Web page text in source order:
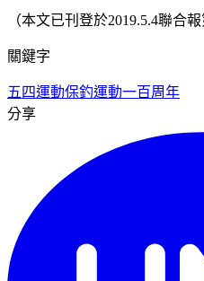
（本文已刊登於2019.5.4聯合
關鍵字
五四運動保釣運動一百周年
分享